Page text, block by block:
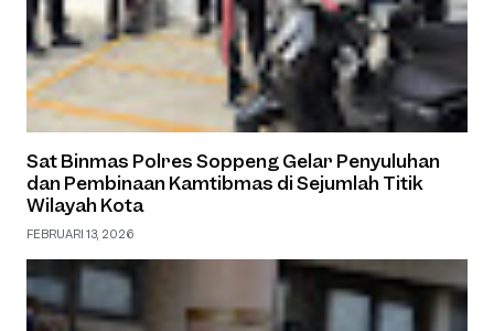
Sat Binmas Polres Soppeng Gelar Penyuluhan
dan Pembinaan Kamtibmas di Sejumlah Titik
Wilayah Kota
FEBRUARI 13, 2026